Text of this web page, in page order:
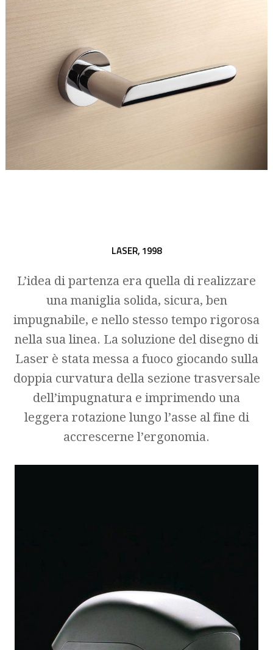
LASER, 1998
L’idea di partenza era quella di realizzare
una maniglia solida, sicura, ben
impugnabile, e nello stesso tempo rigorosa
nella sua linea. La soluzione del disegno di
Laser è stata messa a fuoco giocando sulla
doppia curvatura della sezione trasversale
dell’impugnatura e imprimendo una
leggera rotazione lungo l’asse al fine di
accrescerne l’ergonomia.